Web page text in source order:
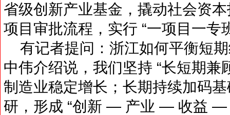
省级创新产业基金，撬动社会资
项目审批流程，实行 “一项目一专
有记者提问：浙江如何平衡短
中伟介绍说，我们坚持 “长短期兼
制造业稳定增长；长期持续加码
研，形成 “创新 — 产业 — 收益 —